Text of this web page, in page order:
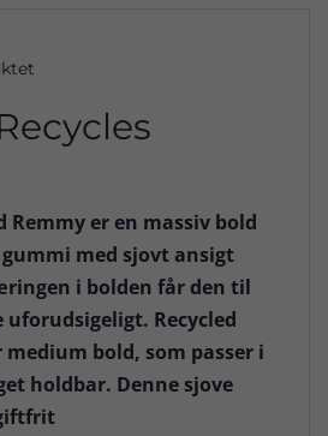
Remmy er en massiv bold
med sjovt ansigt
i bolden får den til
uforudsigeligt. Recycled
medium bold, som passer i
holdbar. Denne sjove